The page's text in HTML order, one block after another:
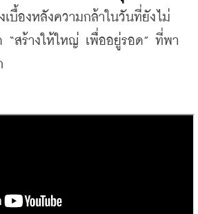
บื้องหลังความกล้าในวันที่ยังไม่
สร้างให้ใหญ่ เพื่ออยู่รอด” ที่พา